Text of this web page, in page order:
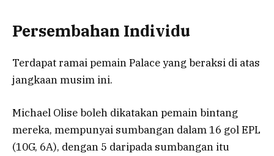
Persembahan Individu
Terdapat ramai pemain Palace yang beraksi di atas
jangkaan musim ini.
Michael Olise boleh dikatakan pemain bintang
mereka, mempunyai sumbangan dalam 16 gol EPL
(10G, 6A), dengan 5 daripada sumbangan itu